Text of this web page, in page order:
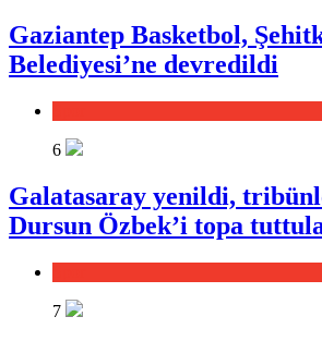
Gaziantep Basketbol,
Belediyesi’ne devredildi
6
Galatasaray yenildi,
Dursun Özbek’i topa
7